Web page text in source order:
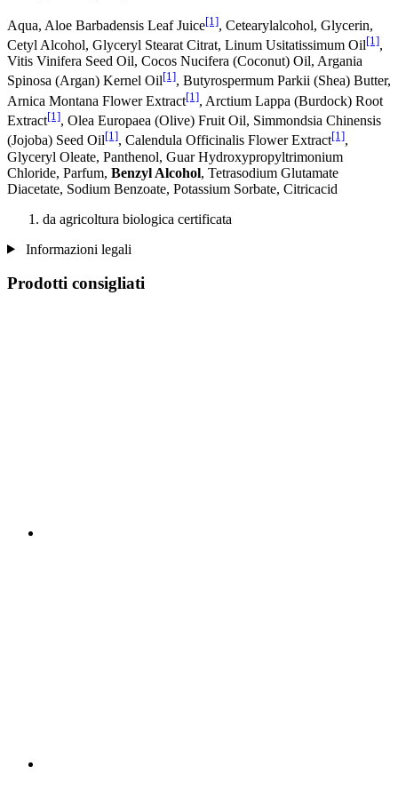
Aqua, Aloe Barbadensis Leaf Juice[1], Cetearylalcohol, Glycerin,
Cetyl Alcohol, Glyceryl Stearat Citrat, Linum Usitatissimum Oil[1],
Vitis Vinifera Seed Oil, Cocos Nucifera (Coconut) Oil, Argania
Spinosa (Argan) Kernel Oil[1], Butyrospermum Parkii (Shea) Butter,
Arnica Montana Flower Extract[1], Arctium Lappa (Burdock) Root
Extract[1], Olea Europaea (Olive) Fruit Oil, Simmondsia Chinensis
(Jojoba) Seed Oil[1], Calendula Officinalis Flower Extract[1],
Glyceryl Oleate, Panthenol, Guar Hydroxypropyltrimonium
Chloride, Parfum, Benzyl Alcohol, Tetrasodium Glutamate
Diacetate, Sodium Benzoate, Potassium Sorbate, Citricacid
da agricoltura biologica certificata
Informazioni legali
Prodotti consigliati